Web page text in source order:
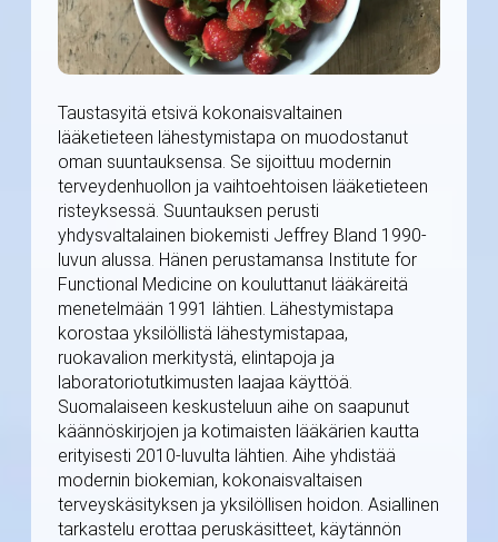
Taustasyitä etsivä kokonaisvaltainen
lääketieteen lähestymistapa on muodostanut
oman suuntauksensa. Se sijoittuu modernin
terveydenhuollon ja vaihtoehtoisen lääketieteen
risteyksessä. Suuntauksen perusti
yhdysvaltalainen biokemisti Jeffrey Bland 1990-
luvun alussa. Hänen perustamansa Institute for
Functional Medicine on kouluttanut lääkäreitä
menetelmään 1991 lähtien. Lähestymistapa
korostaa yksilöllistä lähestymistapaa,
ruokavalion merkitystä, elintapoja ja
laboratoriotutkimusten laajaa käyttöä.
Suomalaiseen keskusteluun aihe on saapunut
käännöskirjojen ja kotimaisten lääkärien kautta
erityisesti 2010-luvulta lähtien. Aihe yhdistää
modernin biokemian, kokonaisvaltaisen
terveyskäsityksen ja yksilöllisen hoidon. Asiallinen
tarkastelu erottaa peruskäsitteet, käytännön